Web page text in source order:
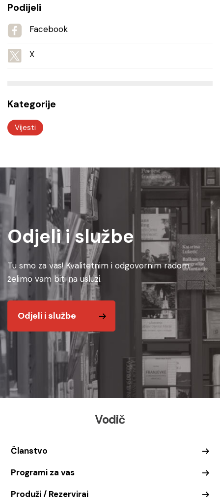
Podijeli
Facebook
X
Kategorije
Vijesti
Odjeli i službe
Tu smo za vas! Kvalitetnim i odgovornim radom
želimo vam biti na usluzi.
Odjeli i službe
Vodič
Članstvo
Programi za vas
Produži / Rezerviraj